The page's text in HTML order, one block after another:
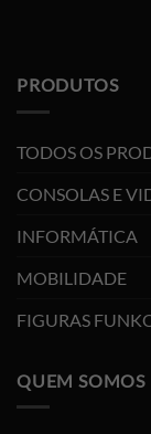
PRODUTOS
TODOS OS
CONSOLAS E
INFORMÁTICA
MOBILIDADE
FIGURAS
QUEM SOMOS